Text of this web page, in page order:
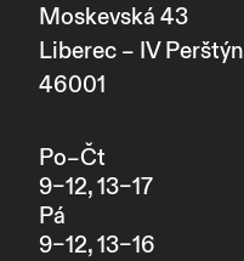
Moskevská 43
Liberec – IV Perštýn
46001
Po–Čt
9–12, 13–17
Pá
9–12, 13–16